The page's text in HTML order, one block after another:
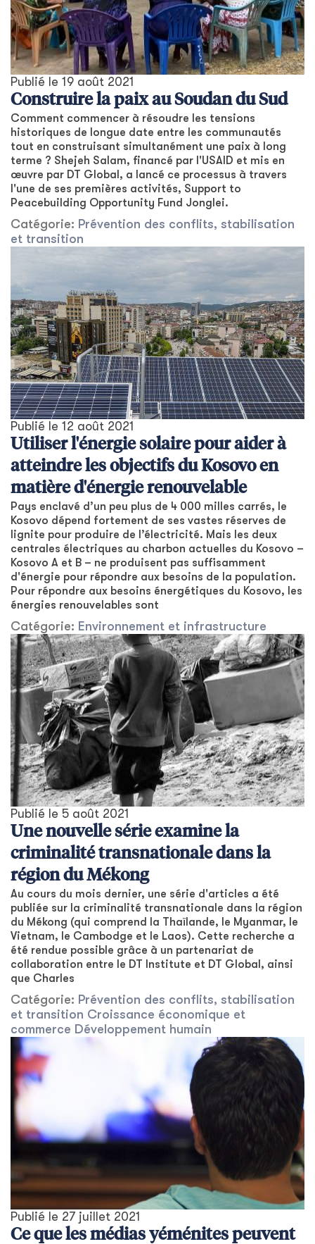
Publié le 19 août 2021
Construire la paix au Soudan du Sud
Comment commencer à résoudre les tensions
historiques de longue date entre les communautés
tout en construisant simultanément une paix à long
terme ? Shejeh Salam, financé par l'USAID et mis en
œuvre par DT Global, a lancé ce processus à travers
l'une de ses premières activités, Support to
Peacebuilding Opportunity Fund Jonglei.
Catégorie: Prévention des conflits, stabilisation
et transition
Publié le 12 août 2021
Utiliser l'énergie solaire pour aider à
atteindre les objectifs du Kosovo en
matière d'énergie renouvelable
Pays enclavé d’un peu plus de 4 000 milles carrés, le
Kosovo dépend fortement de ses vastes réserves de
lignite pour produire de l’électricité. Mais les deux
centrales électriques au charbon actuelles du Kosovo –
Kosovo A et B – ne produisent pas suffisamment
d'énergie pour répondre aux besoins de la population.
Pour répondre aux besoins énergétiques du Kosovo, les
énergies renouvelables sont
Catégorie: Environnement et infrastructure
Publié le 5 août 2021
Une nouvelle série examine la
criminalité transnationale dans la
région du Mékong
Au cours du mois dernier, une série d'articles a été
publiée sur la criminalité transnationale dans la région
du Mékong (qui comprend la Thaïlande, le Myanmar, le
Vietnam, le Cambodge et le Laos). Cette recherche a
été rendue possible grâce à un partenariat de
collaboration entre le DT Institute et DT Global, ainsi
que Charles
Catégorie: Prévention des conflits, stabilisation
et transition Croissance économique et
commerce Développement humain
Publié le 27 juillet 2021
Ce que les médias yéménites peuvent